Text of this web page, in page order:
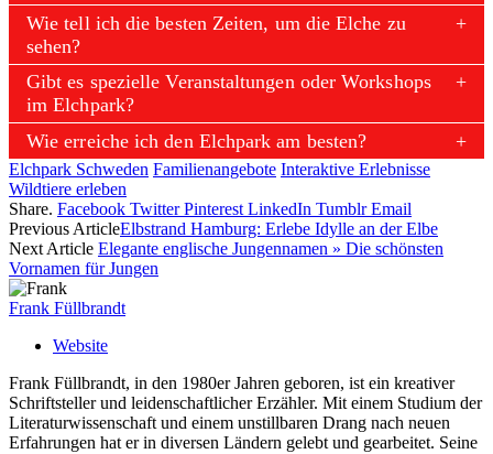
Wie tell ich die besten Zeiten, um die Elche zu
sehen?
Gibt es spezielle Veranstaltungen oder Workshops
im Elchpark?
Wie erreiche ich den Elchpark am besten?
Elchpark Schweden Familienangebote Interaktive Erlebnisse
Wildtiere erleben
Share. Facebook Twitter Pinterest LinkedIn Tumblr Email
Previous ArticleElbstrand Hamburg: Erlebe Idylle an der Elbe
Next Article Elegante englische Jungennamen » Die schönsten
Vornamen für Jungen
Frank Füllbrandt
Website
Frank Füllbrandt, in den 1980er Jahren geboren, ist ein kreativer
Schriftsteller und leidenschaftlicher Erzähler. Mit einem Studium der
Literaturwissenschaft und einem unstillbaren Drang nach neuen
Erfahrungen hat er in diversen Ländern gelebt und gearbeitet. Seine